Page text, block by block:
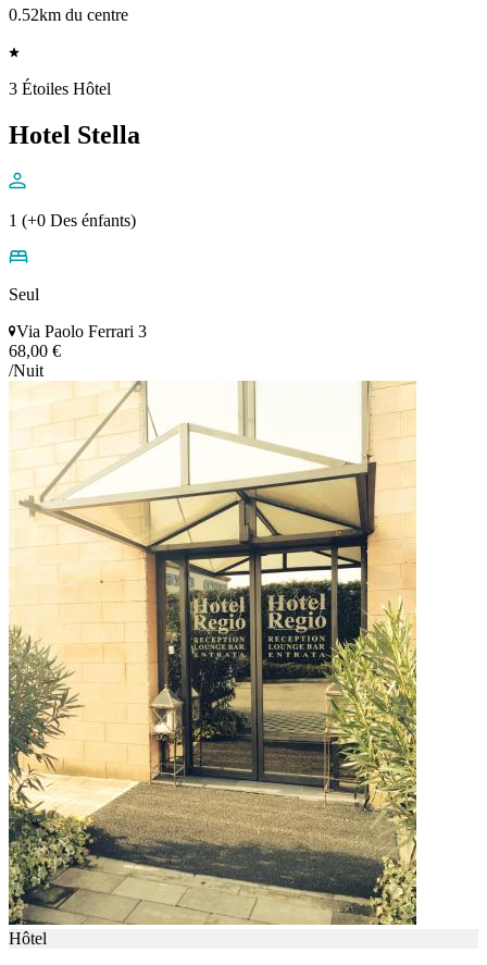
0.52km du centre
3 Étoiles Hôtel
Hotel Stella
1 (+0 Des énfants)
Seul
Via Paolo Ferrari 3
68,00 €
/Nuit
Hôtel